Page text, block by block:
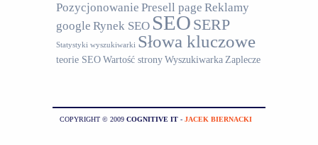
Pozycjonowanie Presell page Reklamy
google Rynek SEO SEO SERP
Statystyki wyszukiwarki Słowa kluczowe
teorie SEOWartość stronyWyszukiwarka Zaplecze
COPYRIGHT © 2009 COGNITIVE IT - JACEK BIERNACKI